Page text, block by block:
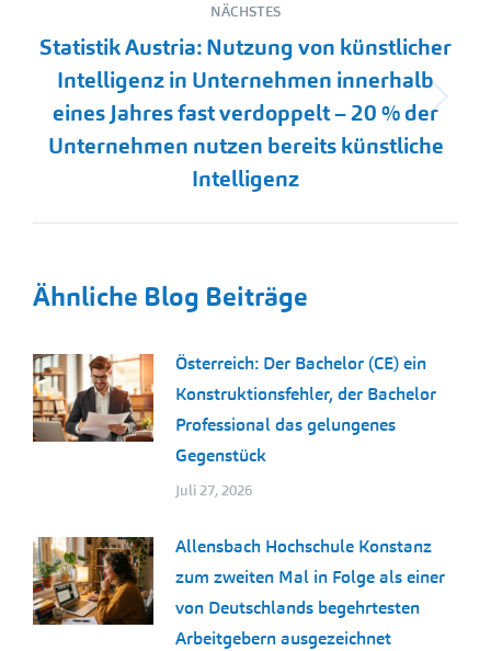
NÄCHSTES
Nächster
Beitrag:
Statistik Austria: Nutzung von künstlicher
Intelligenz in Unternehmen innerhalb
eines Jahres fast verdoppelt – 20 % der
Unternehmen nutzen bereits künstliche
Intelligenz
Ähnliche Blog Beiträge
Österreich: Der Bachelor (CE) ein
Konstruktionsfehler, der Bachelor
Professional das gelungenes
Gegenstück
Juli 27, 2026
Allensbach Hochschule Konstanz
zum zweiten Mal in Folge als einer
von Deutschlands begehrtesten
Arbeitgebern ausgezeichnet